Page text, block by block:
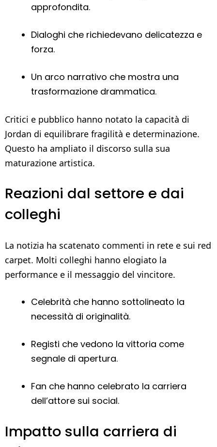
approfondita.
Dialoghi che richiedevano delicatezza e
forza.
Un arco narrativo che mostra una
trasformazione drammatica.
Critici e pubblico hanno notato la capacità di
Jordan di equilibrare fragilità e determinazione.
Questo ha ampliato il discorso sulla sua
maturazione artistica.
Reazioni dal settore e dai
colleghi
La notizia ha scatenato commenti in rete e sui red
carpet. Molti colleghi hanno elogiato la
performance e il messaggio del vincitore.
Celebrità che hanno sottolineato la
necessità di originalità.
Registi che vedono la vittoria come
segnale di apertura.
Fan che hanno celebrato la carriera
dell’attore sui social.
Impatto sulla carriera di